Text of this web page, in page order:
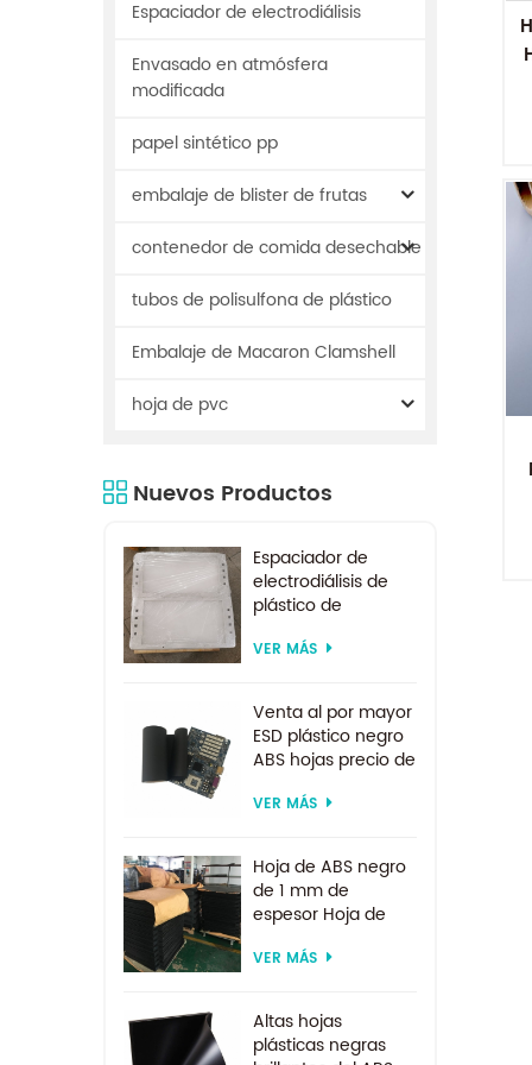
Espaciador de electrodiálisis
Envasado en atmósfera
modificada
papel sintético pp
embalaje de blister de frutas
contenedor de comida desechable
tubos de polisulfona de plástico
Embalaje de Macaron Clamshell
hoja de pvc
Nuevos Productos
Espaciador de
electrodiálisis de
plástico de
fábrica por encargo
electrodiálisis
VER MÁS
Venta al por mayor
ESD plástico negro
ABS hojas precio de
termoformado
VER MÁS
Hoja de ABS negro
de 1 mm de
espesor Hoja de
VER MÁS
Altas hojas
plásticas negras